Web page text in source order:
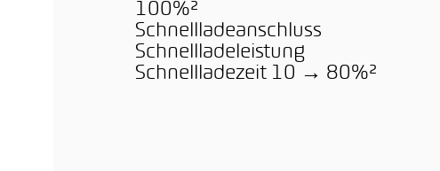
100%²
Schnellladeanschluss
Schnellladeleistung
Schnellladezeit 10 → 80%²